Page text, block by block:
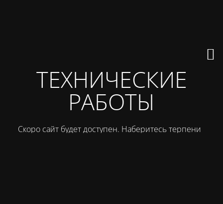
ТЕХНИЧЕСКИЕ
РАБОТЫ
Скоро сайт будет доступен. Наберитесь терпения